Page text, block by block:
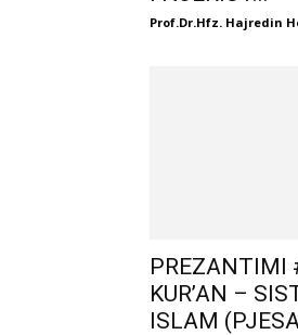
Prof.Dr.Hfz. Hajredin
PREZANTIMI
KUR’AN –
ISLAM